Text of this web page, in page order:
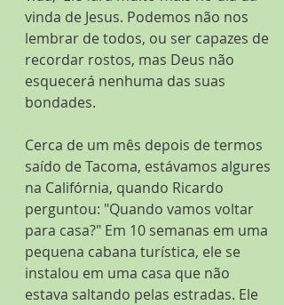
vinda de Jesus. Podemos não nos
lembrar de todos, ou ser capazes de
recordar rostos, mas Deus não
esquecerá nenhuma das suas
bondades.
Cerca de um mês depois de termos
saído de Tacoma, estávamos algures
na Califórnia, quando Ricardo
perguntou: "Quando vamos voltar
para casa?" Em 10 semanas em uma
pequena cabana turística, ele se
instalou em uma casa que não
estava saltando pelas estradas. Ele